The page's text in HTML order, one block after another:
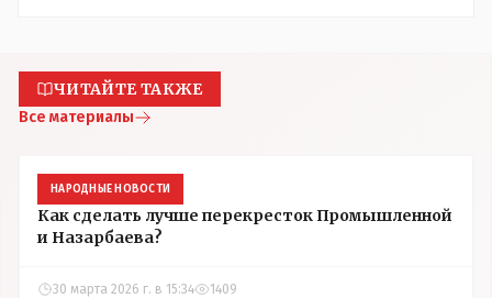
ЧИТАЙТЕ ТАКЖЕ
Все материалы
НАРОДНЫЕ НОВОСТИ
Как сделать лучше перекресток Промышленной
и Назарбаева?
30 марта 2026 г. в 15:34 1409